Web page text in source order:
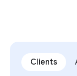
Clients